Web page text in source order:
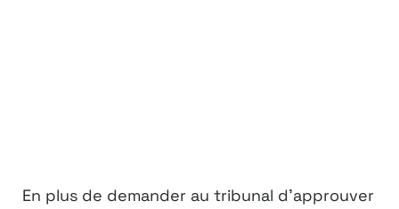
En plus de demander au tribunal d’approuver